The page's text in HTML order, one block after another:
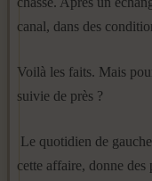
canal, dans des
Voilà les faits. Mais
suivie de près ?
Le quotidien de gauche
cette affaire, donne des